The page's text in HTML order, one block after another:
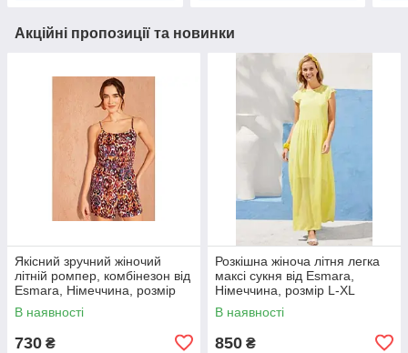
Акційні пропозиції та новинки
Якісний зручний жіночий
літній ромпер, комбінезон від
Esmara, Німеччина, розмір
M-L
В наявності
730 ₴
Розкішна жіноча літня легка
максі сукня від Esmara,
Німеччина, розмір L-XL
В наявності
850 ₴